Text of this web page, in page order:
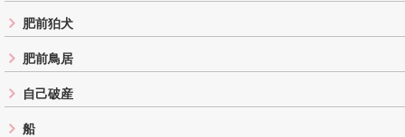
肥前狛犬
肥前鳥居
自己破産
船